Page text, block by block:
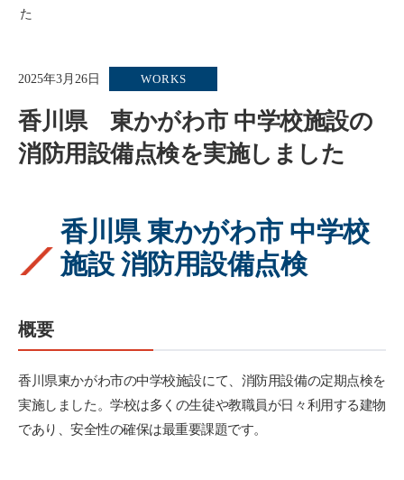
た
2025年3月26日 WORKS
香川県 東かがわ市 中学校施設の
消防用設備点検を実施しました
香川県 東かがわ市 中学校
施設 消防用設備点検
概要
香川県東かがわ市の中学校施設にて、消防用設備の定期点検を
実施しました。学校は多くの生徒や教職員が日々利用する建物
であり、安全性の確保は最重要課題です。